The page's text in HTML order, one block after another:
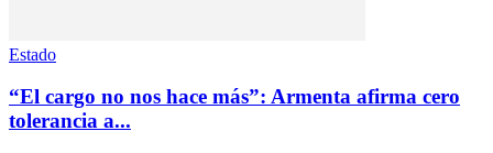
Estado
“El cargo no nos hace más”: Armenta afirma cero
tolerancia a...